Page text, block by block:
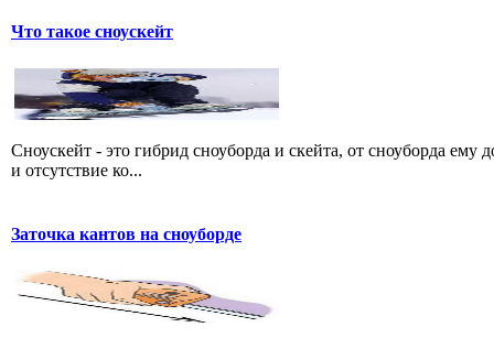
Что такое сноускейт
Сноускейт - это гибрид сноуборда и скейта, от сноуборда ему
и отсутствие ко...
Заточка кантов на сноуборде